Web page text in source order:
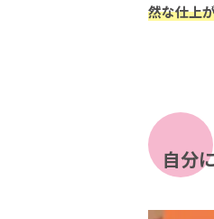
然な仕上
自分